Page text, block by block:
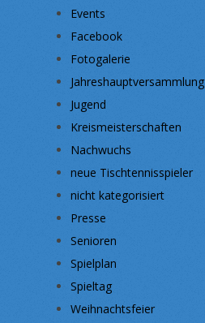
Events
Facebook
Fotogalerie
Jahreshauptversammlung
Jugend
Kreismeisterschaften
Nachwuchs
neue Tischtennisspieler
nicht kategorisiert
Presse
Senioren
Spielplan
Spieltag
Weihnachtsfeier